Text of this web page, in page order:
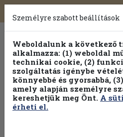
Toggle
navigation
Válogasson több mint
Hobbi témakörökben
Személyre szabott beállítások
Weboldalunk a következő
alkalmazza: (1) weboldal
technikai cookie, (2)
szolgáltatás igénybe
könnyebbé és gyorsabbá,
amely alapján személyre
kereshetjük meg Önt. A
érheti el.